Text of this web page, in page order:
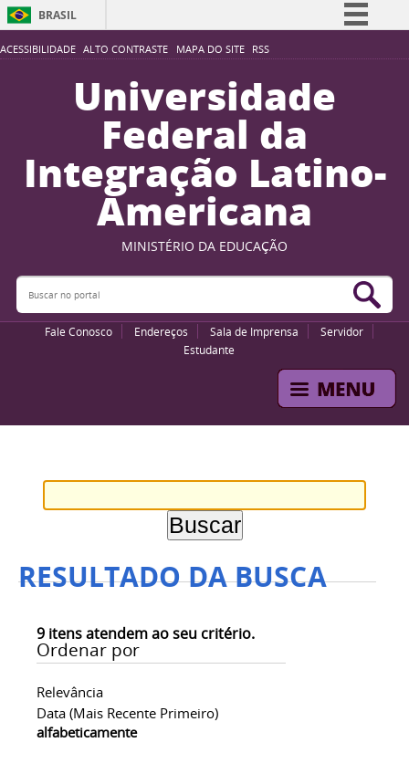
ACESSIBILIDADE ALTO CONTRASTE MAPA DO SITE RSS
BRASIL
Simplifique!
Participe
Acesso à informação
Legislação
Canais
Universidade
Federal da
Integração Latino-
Americana
MINISTÉRIO DA EDUCAÇÃO
Buscar no portal
Fale Conosco Endereços Sala de Imprensa
Servidor
Estudante
RESULTADO DA BUSCA
9 itens atendem ao seu critério.
Ordenar por
Relevância
Data (mais Recente Primeiro)
alfabeticamente